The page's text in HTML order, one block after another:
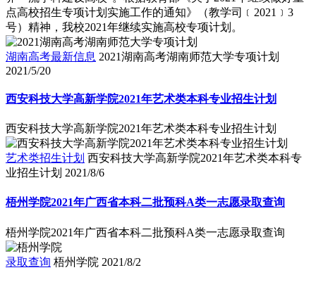
点高校招生专项计划实施工作的通知》（教学司﹝2021﹞3
号）精神，我校2021年继续实施高校专项计划。
湖南高考最新信息 2021湖南高考湖南师范大学专项计划
2021/5/20
西安科技大学高新学院2021年艺术类本科专业招生计划
西安科技大学高新学院2021年艺术类本科专业招生计划
艺术类招生计划 西安科技大学高新学院2021年艺术类本科专
业招生计划 2021/8/6
梧州学院2021年广西省本科二批预科A类一志愿录取查询
梧州学院2021年广西省本科二批预科A类一志愿录取查询
录取查询 梧州学院 2021/8/2